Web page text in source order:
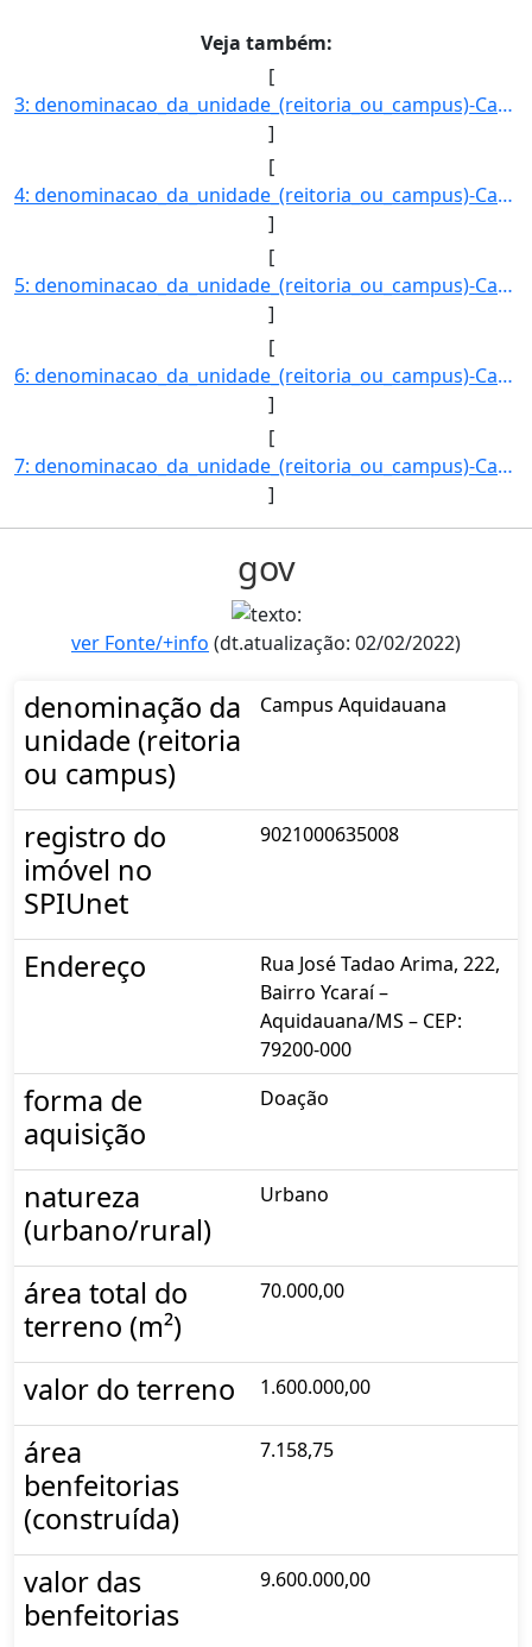
Veja também:
[
3: denominacao_da_unidade_(reitoria_ou_campus)-Campus_Aquidauana-registro_do_imovel_no_SPIUnet-90210006]
]
[
4: denominacao_da_unidade_(reitoria_ou_campus)-Campus_Campo_Grande-registro_do_imovel_no_SPIUnet-905101]
]
[
5: denominacao_da_unidade_(reitoria_ou_campus)-Campus_Corumba-registro_do_imovel_no_SPIUnet-90630046450]
]
[
6: denominacao_da_unidade_(reitoria_ou_campus)-Campus_Coxim-registro_do_imovel_no_SPIUnet-9065000515004]
]
[
7: denominacao_da_unidade_(reitoria_ou_campus)-Campus_Dourados-registro_do_imovel_no_SPIUnet-9073002125]
]
gov
ver Fonte/+info (dt.atualização: 02/02/2022)
denominação da
unidade (reitoria
ou campus)
Campus Aquidauana
registro do
imóvel no
SPIUnet
9021000635008
Endereço
Rua José Tadao Arima, 222,
Bairro Ycaraí –
Aquidauana/MS – CEP:
79200-000
forma de
aquisição
Doação
natureza
(urbano/rural)
Urbano
área total do
terreno (m²)
70.000,00
valor do terreno 1.600.000,00
área
benfeitorias
(construída)
7.158,75
valor das
benfeitorias
9.600.000,00